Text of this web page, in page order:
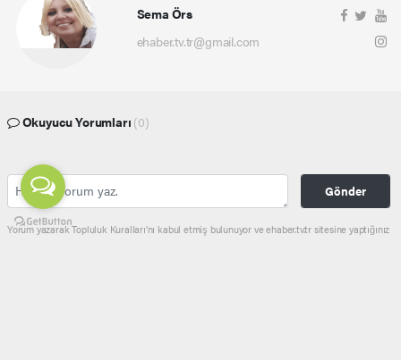
Sema Örs
ehaber.tv.tr@gmail.com
Okuyucu Yorumları (0)
Gönder
Yorum yazarak Topluluk Kuralları’nı kabul etmiş bulunuyor ve ehaber.tv.tr sitesine yaptığınız